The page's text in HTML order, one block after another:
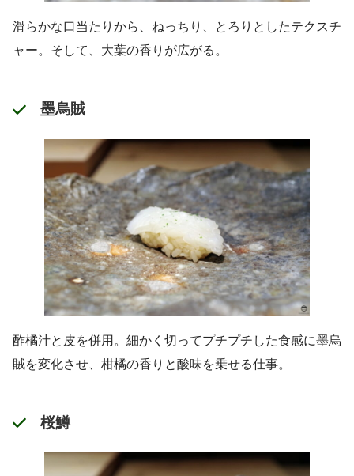
滑らかな口当たりから、ねっちり、とろりとしたテクスチ
ャー。そして、大葉の香りが広がる。
墨烏賊
酢橘汁と皮を併用。細かく切ってプチプチした食感に墨烏
賊を変化させ、柑橘の香りと酸味を乗せる仕事。
桜鱒